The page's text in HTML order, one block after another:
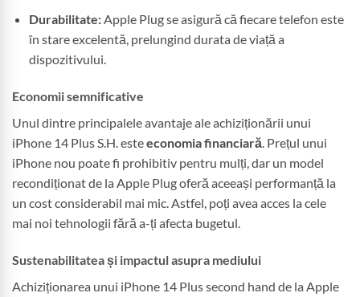
Durabilitate:Apple Plug se asigură că fiecare telefon este
în stare excelentă, prelungind durata de viață a
dispozitivului.
Economii semnificative
Unul dintre principalele avantaje ale achiziționării unui
iPhone 14 Plus S.H. esteeconomia financiară. Prețul unui
iPhone nou poate fi prohibitiv pentru mulți, dar un model
recondiționat de la Apple Plug oferă aceeași performanță la
un cost considerabil mai mic. Astfel, poți avea acces la cele
mai noi tehnologii fără a-ți afecta bugetul.
Sustenabilitatea și impactul asupra mediului
Achiziționarea unui iPhone 14 Plus second hand de la Apple